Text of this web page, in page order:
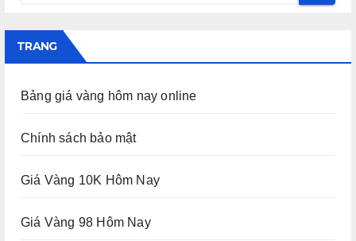
TRANG
Bảng giá vàng hôm nay online
Chính sách bảo mật
Giá Vàng 10K Hôm Nay
Giá Vàng 98 Hôm Nay